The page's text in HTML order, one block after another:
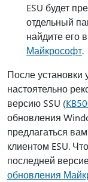
ESU будет
отдельный
найдите его в
Майкрософт.
После
настоятельно
версию SSU (
обновления
предлагаться
клиентом ESU.
последней
обновления